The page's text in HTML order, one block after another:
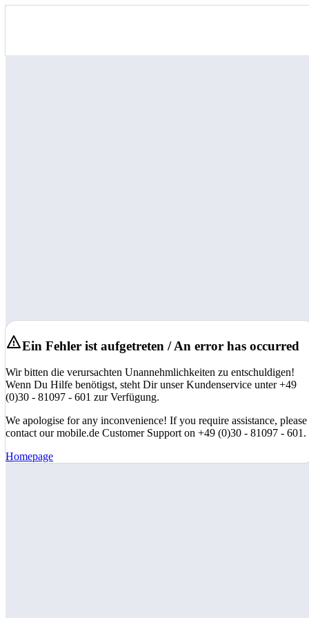
Ein Fehler ist aufgetreten / An error has occurred
Wir bitten die verursachten Unannehmlichkeiten zu entschuldigen!
Wenn Du Hilfe benötigst, steht Dir unser Kundenservice unter +49
(0)30 - 81097 - 601 zur Verfügung.
We apologise for any inconvenience! If you require assistance, please
contact our mobile.de Customer Support on +49 (0)30 - 81097 - 601.
Homepage